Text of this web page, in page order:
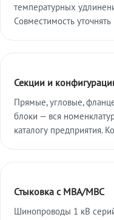
температурных
Совместимость уточнять
Секции и
Прямые, угловые,
блоки — вся
каталогу предприятия.
Стыковка с МВА/МВС
Шинопроводы 1 кВ